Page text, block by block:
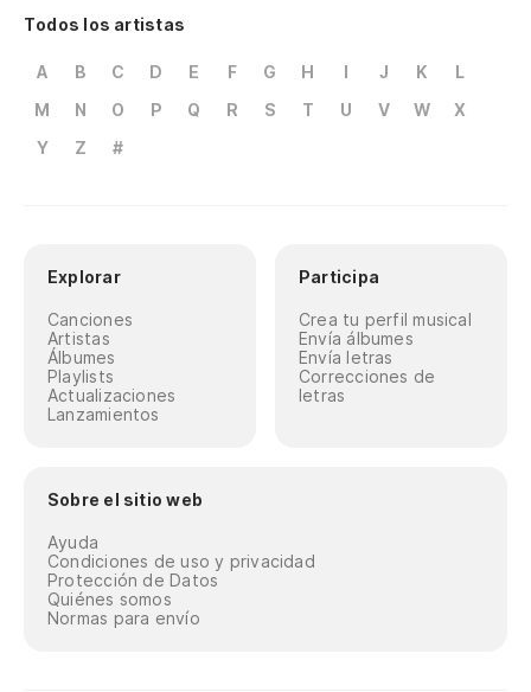
Todos los artistas
A B C D E F G H I J K
L
M
N O P Q R S T U V W
X
Y
Z #
Explorar
Canciones
Artistas
Álbumes
Playlists
Actualizaciones
Lanzamientos
Participa
Crea tu perfil musical
Envía álbumes
Envía letras
Correcciones de
letras
Sobre el sitio web
Ayuda
Condiciones de uso y privacidad
Protección de Datos
Quiénes somos
Normas para envío